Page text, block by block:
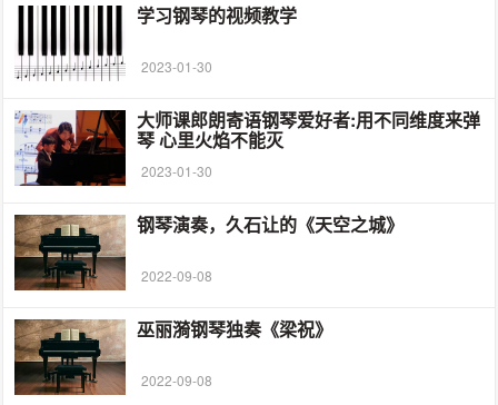
学习钢琴的视频教学
2023-01-30
大师课郎朗寄语钢琴爱好者:用不同维度来弹
琴 心里火焰不能灭
2023-01-30
钢琴演奏，久石让的《天空之城》
2022-09-08
巫丽漪钢琴独奏《梁祝》
2022-09-08